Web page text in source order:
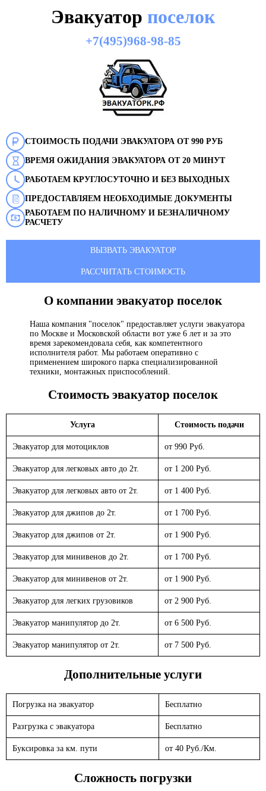
Эвакуатор поселок
+7(495)968-98-85
СТОИМОСТЬ ПОДАЧИ ЭВАКУАТОРА ОТ 990 РУБ
ВРЕМЯ ОЖИДАНИЯ ЭВАКУАТОРА ОТ 20 МИНУТ
РАБОТАЕМ КРУГЛОСУТОЧНО И БЕЗ ВЫХОДНЫХ
ПРЕДОСТАВЛЯЕМ НЕОБХОДИМЫЕ ДОКУМЕНТЫ
РАБОТАЕМ ПО НАЛИЧНОМУ И БЕЗНАЛИЧНОМУ
РАСЧЕТУ
ВЫЗВАТЬ ЭВАКУАТОР
РАССЧИТАТЬ СТОИМОСТЬ
О компании эвакуатор поселок
Наша компания "поселок" предоставляет услуги эвакуатора
по Москве и Московской области вот уже 6 лет и за это
время зарекомендовала себя, как компетентного
исполнителя работ. Мы работаем оперативно с
применением широкого парка специализированной
техники, монтажных приспособлений.
Стоимость эвакуатор поселок
Услуга Стоимость подачи
Эвакуатор для мотоциклов от 990 Руб.
Эвакуатор для легковых авто до 2т. от 1 200 Руб.
Эвакуатор для легковых авто от 2т. от 1 400 Руб.
Эвакуатор для джипов до 2т. от 1 700 Руб.
Эвакуатор для джипов от 2т. от 1 900 Руб.
Эвакуатор для минивенов до 2т. от 1 700 Руб.
Эвакуатор для минивенов от 2т. от 1 900 Руб.
Эвакуатор для легких грузовиков от 2 900 Руб.
Эвакуатор манипулятор до 2т. от 6 500 Руб.
Эвакуатор манипулятор от 2т. от 7 500 Руб.
Дополнительные услуги
Погрузка на эвакуатор Бесплатно
Разгрузка с эвакуатора Бесплатно
Буксировка за км. пути от 40 Руб./Км.
Сложность погрузки